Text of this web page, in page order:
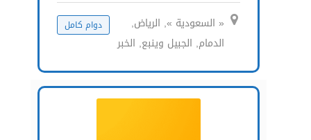
« السعودية », الرياض,
الدمام, الجبيل وينبع, الخبر
دوام كامل